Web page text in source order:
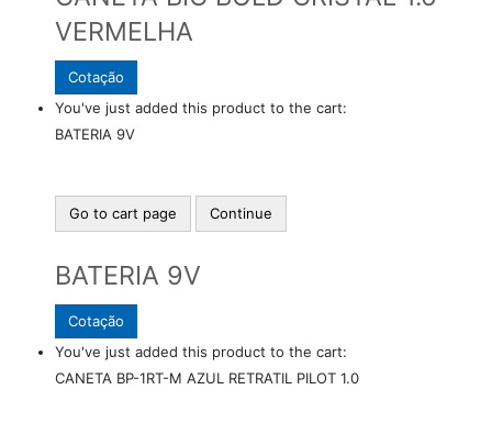
VERMELHA
Cotação
You've just added this product to the cart:
BATERIA 9V
Go to cart page Continue
BATERIA 9V
Cotação
You've just added this product to the cart:
CANETA BP-1RT-M AZUL RETRATIL PILOT 1.0